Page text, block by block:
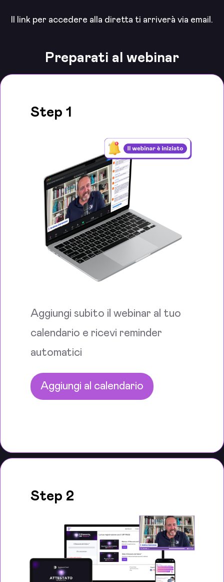
Il link per accedere alla diretta ti arriverà via email.
Preparati al webinar
Step 1
Aggiungi subito il webinar al tuo
calendario e ricevi reminder
automatici
Aggiungi al calendario
Step 2